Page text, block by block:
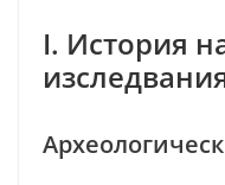
I. История